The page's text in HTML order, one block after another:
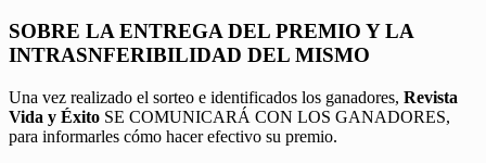
SOBRE LA ENTREGA DEL PREMIO Y LA
INTRASNFERIBILIDAD DEL MISMO
Una vez realizado el sorteo e identificados los ganadores, Revista
Vida y Éxito SE COMUNICARÁ CON LOS GANADORES,
para informarles cómo hacer efectivo su premio.